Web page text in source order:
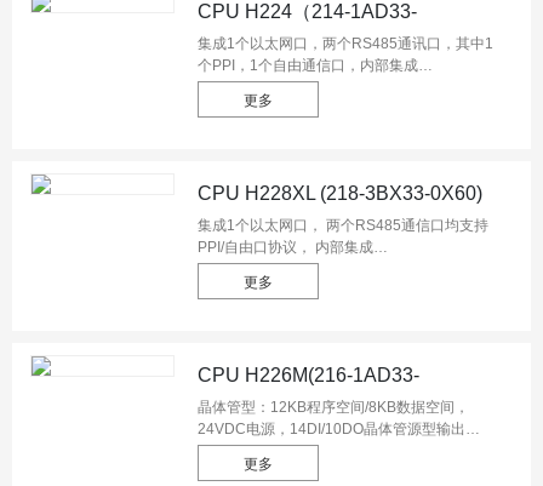
50KHz 高速输出。
CPU H224（214-1AD33-
0X24/214-1BD33-0X24）
集成1个以太网口，两个RS485通讯口，其中1
个PPI，1个自由通信口，内部集成
MODBUS_RTU、UDP_PPI、
MODBUS_TCP等通信协议，14DI/10DO共24
50KHz 高速输出；支持模拟量扩展板与扩展模
块
更多
CPU H228XL (218-3BX33-0X60)
集成1个以太网口， 两个RS485通信口均支持
PPI/自由口协议， 内部集成
MODBUS_RTU、UDP_PPI、
MODBUS_TCP等通信协议，36DI/24DO共60
更多
CPU H226M(216-1AD33-
0X24/216-1BD33-0X24)
晶体管型：12KB程序空间/8KB数据空间，
24VDC电源，14DI/10DO晶体管源型输出，
0.5A,2个PPI/自由通讯口,1个以太网通讯口，3
路50KHz运控输出；支持模拟量扩展板与扩展
更多